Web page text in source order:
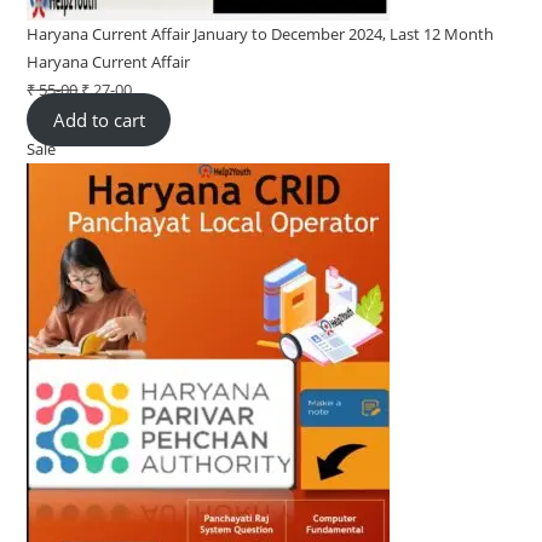
Haryana Current Affair January to December 2024, Last 12 Month
Haryana Current Affair
₹55-00Original
price
was:
₹ 55-
00.
₹27-00Current
price
is:
₹ 27-
00.
Add to cart
SaleProduct
sale